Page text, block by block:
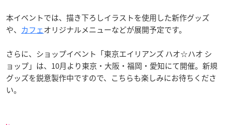
本イベントでは、描き下ろしイラストを使用した新作グッズ
や、 カフェオリジナルメニューなどが展開予定です。
さらに、ショップイベント「東京エイリアンズ ハオ☆ハオ シ
ョップ」は、10月より東京・大阪・福岡・愛知にて開催。新規
グッズを鋭意製作中ですので、こちらも楽しみにお待ちくださ
い。